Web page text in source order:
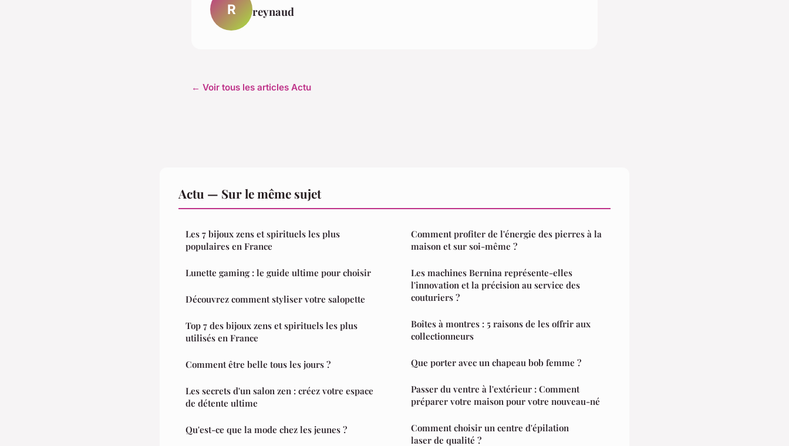
R reynaud
← Voir tous les articles Actu
Actu — Sur le même sujet
Les 7 bijoux zens et spirituels les plus
populaires en France
Lunette gaming : le guide ultime pour choisir
Découvrez comment styliser votre salopette
Top 7 des bijoux zens et spirituels les plus
utilisés en France
Comment être belle tous les jours ?
Les secrets d'un salon zen : créez votre espace
de détente ultime
Qu'est-ce que la mode chez les jeunes ?
Comment profiter de l'énergie des pierres à la
maison et sur soi-même ?
Les machines Bernina représente-elles
l'innovation et la précision au service des
couturiers ?
Boîtes à montres : 5 raisons de les offrir aux
collectionneurs
Que porter avec un chapeau bob femme ?
Passer du ventre à l'extérieur : Comment
préparer votre maison pour votre nouveau-né
Comment choisir un centre d'épilation
laser de qualité ?